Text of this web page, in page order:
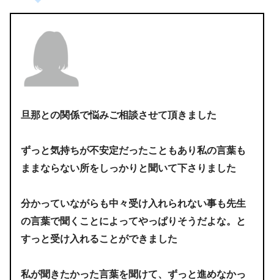
旦那との関係で悩みご相談させて頂きました
ずっと気持ちが不安定だったこともあり私の言葉も
ままならない所をしっかりと聞いて下さりました
分かっていながらも中々受け入れられない事も先生
の言葉で聞くことによってやっぱりそうだよな。と
すっと受け入れることができました
私が聞きたかった言葉を聞けて、ずっと進めなかっ